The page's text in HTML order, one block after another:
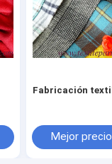
Fabricación textil
Mejor precio